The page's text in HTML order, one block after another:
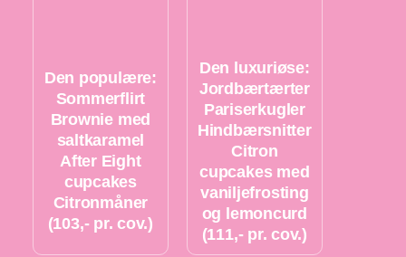
Den populære:
Sommerflirt
Brownie med
saltkaramel
After Eight
cupcakes
Citronmåner
(103,- pr. cov.)
Den luxuriøse:
Jordbærtærter
Pariserkugler
Hindbærsnitter
Citron
cupcakes med
vaniljefrosting
og lemoncurd
(111,- pr. cov.)